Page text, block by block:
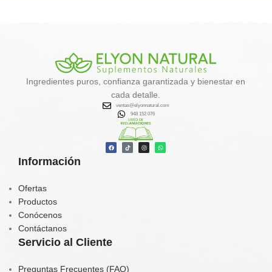
✔️
Favorece la eliminación de
toxinas
✔️Activa el metabolismo y la
quema de grasa natural
✔️Aporta energía, calcio, hierro y
vitaminas
✔️Contribuye al equilibrio
hormonal y tiroideo
Información
Ofertas
Productos
Conócenos
Contáctanos
Ingredientes puros, confianza garantizada y bienestar en
cada detalle.
ventas@elyonnatural.com
948 152 076
Servicio al Cliente
Preguntas Frecuentes (FAQ)